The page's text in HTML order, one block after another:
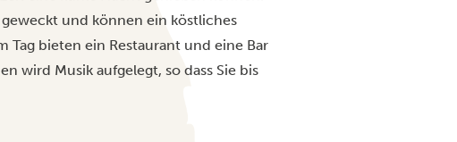
und können ein köstliches
Tag bieten ein Restaurant und eine Bar
wird Musik aufgelegt, so dass Sie bis